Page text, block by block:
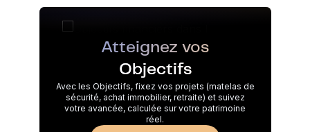
Atteignez vos
Objectifs
Avec les Objectifs, fixez vos projets (matelas de
sécurité, achat immobilier, retraite) et suivez
votre avancée, calculée sur votre patrimoine
réel.